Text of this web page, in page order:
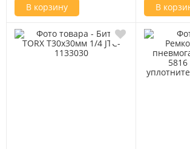
В корзину В